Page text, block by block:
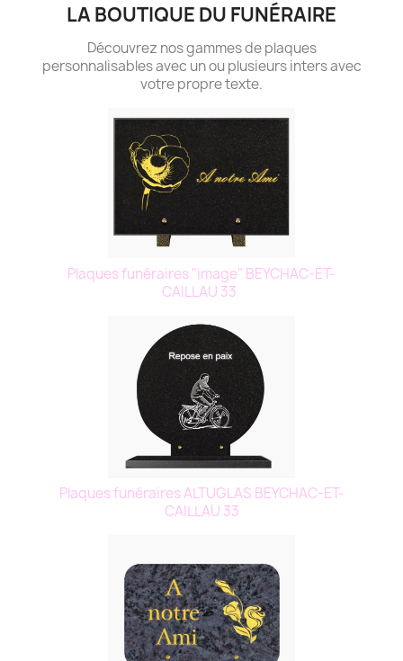
LA BOUTIQUE DU FUNÉRAIRE
Découvrez nos gammes de plaques
personnalisables avec un ou plusieurs inters avec
votre propre texte.
Plaques funéraires "image" BEYCHAC-ET-
CAILLAU 33
Plaques funéraires ALTUGLAS BEYCHAC-ET-
CAILLAU 33